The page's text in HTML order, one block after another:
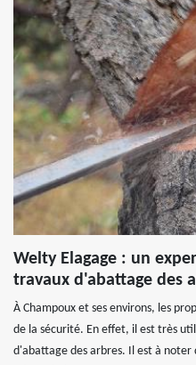
Welty Elagage : un
travaux d'abattage des
À Champoux et ses environs, les
de la sécurité. En effet, il est très
d'abattage des arbres. Il est à noter